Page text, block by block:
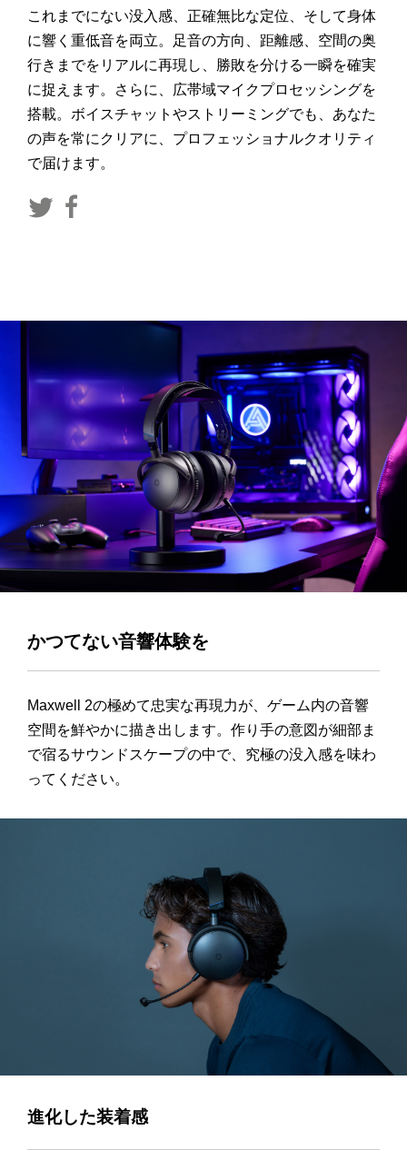
これまでにない没入感、正確無比な定位、そして身体
に響く重低音を両立。足音の方向、距離感、空間の奥
行きまでをリアルに再現し、勝敗を分ける一瞬を確実
に捉えます。さらに、広帯域マイクプロセッシングを
搭載。ボイスチャットやストリーミングでも、あなた
の声を常にクリアに、プロフェッショナルクオリティ
で届けます。
かつてない音響体験を
Maxwell 2の極めて忠実な再現力が、ゲーム内の音響
空間を鮮やかに描き出します。作り手の意図が細部ま
で宿るサウンドスケープの中で、究極の没入感を味わ
ってください。
進化した装着感